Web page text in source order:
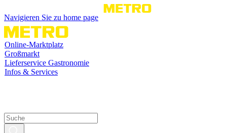
Navigieren Sie zu home page
Online-Marktplatz
Großmarkt
Lieferservice Gastronomie
Infos & Services